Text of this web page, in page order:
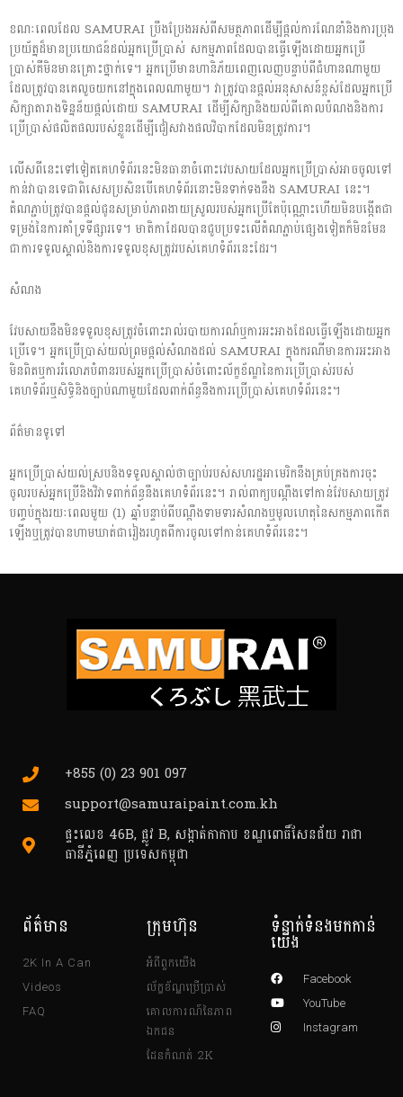
ខណៈពេលដែល SAMURAI ប្រឹងប្រែងអស់ពីសមត្ថភាពដើម្បីផ្តល់ការណែនាំនិងការប្រុង
ប្រយ័ត្នដ៏មានប្រយោជន៍ដល់អ្នកប្រើប្រាស់ សកម្មភាពដែលបានធ្វើឡើងដោយអ្នកប្រើ
ប្រាស់គឺមិនមានគ្រោះថ្នាក់ទេ។ អ្នកប្រើមានហានិភ័យពេញលេញបន្ទាប់ពីជំហានណាមួយ
ដែលត្រូវបានគេលួចយកនៅក្នុងពេលណាមួយ។ វាត្រូវបានផ្តល់អនុសាសន៍ខ្ពស់ដែលអ្នកប្រើ
សិក្សាតារាងទិន្នន័យផ្តល់ដោយ SAMURAI ដើម្បីសិក្សានិងយល់ពីគោលបំណងនិងការ
ប្រើប្រាស់ផលិតផលរបស់ខ្លួនដើម្បីជៀសវាងផលវិបាកដែលមិនត្រូវការ។
លើសពីនេះទៅទៀតគេហទំព័រនេះមិនធានាចំពោះវេបសាយដែលអ្នកប្រើប្រាស់អាចចូលទៅ
កាន់វាបានទេជាពិសេសប្រសិនបើគេហទំព័រនោះមិនទាក់ទងនឹង SAMURAI នេះ។
តំណភ្ជាប់ត្រូវបានផ្តល់ជូនសម្រាប់ភាពងាយស្រួលរបស់អ្នកប្រើតែប៉ុណ្ណោះហើយមិនបង្កើតជា
ទម្រង់នៃការគាំទ្រទីផ្សារទេ។ មាតិកាដែលបានជួបប្រទះលើតំណភ្ជាប់ផ្សេងទៀតក៏មិនមែន
ជាការទទួលស្គាល់និងការទទួលខុសត្រូវរបស់គេហទំព័រនេះដែរ។
សំណង
វែបសាយនឹងមិនទទួលខុសត្រូវចំពោះរាល់របាយការណ៍ឬការអះអាងដែលធ្វើឡើងដោយអ្នក
ប្រើទេ។ អ្នកប្រើប្រាស់យល់ព្រមផ្តល់សំណងដល់ SAMURAI ក្នុងករណីមានការអះអាង
មិនពិតឬការរំលោភបំពានរបស់អ្នកប្រើប្រាស់ចំពោះល័ក្ខខ័ណ្ឌនៃការប្រើប្រាស់របស់
គេហទំព័រឬសិទ្ធិនិងច្បាប់ណាមួយដែលពាក់ព័ន្ធនឹងការប្រើប្រាស់គេហទំព័រនេះ។
ព័ត៌មាន​ទូទៅ
អ្នកប្រើប្រាស់យល់ស្របនិងទទួលស្គាល់ថាច្បាប់របស់សហរដ្ឋអាមេរិកនឹងគ្រប់គ្រងការចុះ
ចូលរបស់អ្នកប្រើនិងវិវាទពាក់ព័ន្ធនឹងគេហទំព័រនេះ។ រាល់ពាក្យបណ្តឹងទៅកាន់វែបសាយត្រូវ
បញ្ចប់ក្នុងរយៈពេលមួយ (1) ឆ្នាំបន្ទាប់ពីបណ្តឹងទាមទារសំណងឬមូលហេតុនៃសកម្មភាពកើត
ឡើងឬត្រូវបានហាមឃាត់ជារៀងរហូតពីការចូលទៅកាន់គេហទំព័រនេះ។
+855 (0) 23 901 097
support@samuraipaint.com.kh
ផ្ទះលេខ 46B, ផ្លូវ B, សង្កាត់កាកាប ខណ្ឌពោធិ៍សែនជ័យ រាជា
ធានីភ្នំពេញ ប្រទេសកម្ពុជា
ព័ត៌មាន
2K In A Can
Videos
FAQ
ក្រុមហ៊ុន​
អំពីពួកយើង
ល័ក្ខខ័ណ្ឌប្រើប្រាស់
គោលការណ៍នៃភាព
ឯកជន
ដែនកំណត់ 2K
ទំនាក់ទំនងមកកាន់
យើង
Facebook
YouTube
Instagram